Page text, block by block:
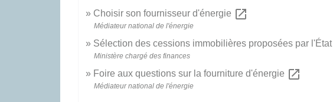
Choisir son fournisseur d'énergie open_in_new
Médiateur national de l'énergie
Sélection des cessions immobilières proposées par l'État
Ministère chargé des finances
Foire aux questions sur la fourniture d'énergie open_in_new
Médiateur national de l'énergie